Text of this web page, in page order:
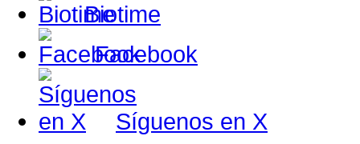
Biotime
Facebook
Síguenos en X